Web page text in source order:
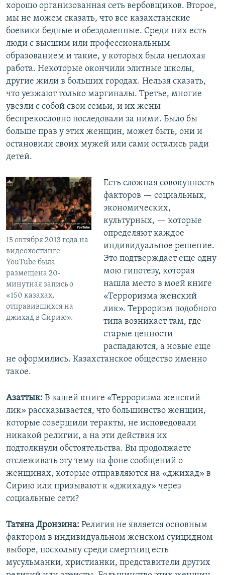
хорошо организованная сеть вербовщиков. Второе,
мы не можем сказать, что все казахстанские
боевики бедные и обездоленные. Среди них есть
люди с высшим или профессиональным
образованием и такие, у которых была неплохая
работа. Некоторые окончили элитные школы,
другие жили в больших городах. Нельзя сказать,
что уезжают только маргиналы. Третье, многие
увезли с собой свои семьи, и их жены
беспрекословно последовали за ними. Было бы
больше прав у этих женщин, может быть, они и
остановили своих мужей или сами остались ради
детей.
15 октября 2013 года на
видеохостинге
YouTube была
размещена 20-
минутная запись о
«150 казахах,
отправившихся на
джихад в Сирию».
Есть сложная совокупность
факторов — социальных,
экономических,
культурных, — которые
определяют каждое
индивидуальное решение.
Это подтверждает еще одну
мою гипотезу, которая
нашла место в моей книге
«Терроризма женский
лик». Терроризм подобного
типа возникает там, где
старые ценности
распадаются, а новые еще
не оформились. Казахстанское общество именно
такое.
Азаттык: В вашей книге «Терроризма женский
лик» рассказывается, что большинство женщин,
которые совершили теракты, не исповедовали
никакой религии, а на эти действия их
подтолкнули обстоятельства. Вы продолжаете
отслеживать эту тему на фоне сообщений о
женщинах, которые отправляются на «джихад» в
Сирию или призывают к «джихаду» через
социальные сети?
Татяна Дронзина: Религия не является основным
фактором в индивидуальном женском суицидном
выборе, поскольку среди смертниц есть
мусульманки, христианки, представители других